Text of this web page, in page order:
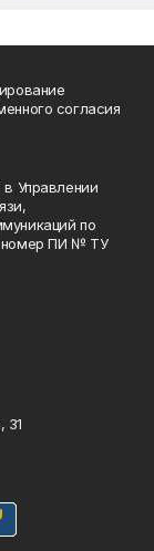
согласия
в Управлении
по
номер ПИ № ТУ
31